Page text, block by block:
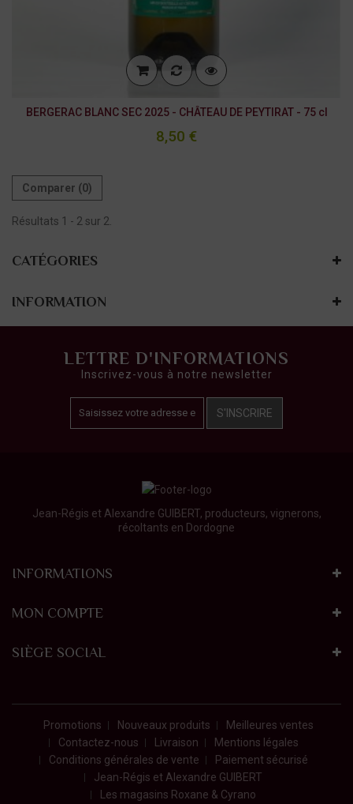
BERGERAC BLANC SEC 2025 - CHÂTEAU DE PEYTIRAT - 75 cl
8,50 €
Comparer (0)
Résultats 1 - 2 sur 2.
CATÉGORIES
INFORMATION
LETTRE D'INFORMATIONS
Inscrivez-vous à notre newsletter
S'INSCRIRE
Jean-Régis et Alexandre GUIBERT, producteurs, vignerons,
récoltants en Dordogne
INFORMATIONS
MON COMPTE
SIÈGE SOCIAL
Promotions Nouveaux produits
Meilleures ventes
Contactez-nous
Livraison
Mentions légales
Conditions générales de vente
Paiement sécurisé
Jean-Régis et Alexandre GUIBERT
Les magasins Roxane & Cyrano